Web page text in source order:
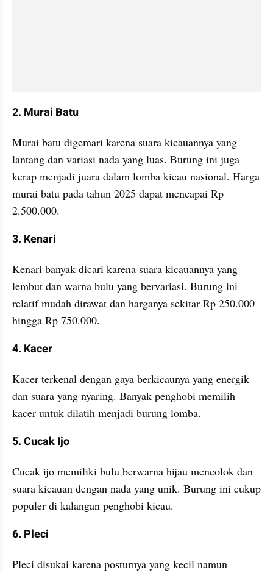
2. Murai Batu
Murai batu digemari karena suara kicauannya yang
lantang dan variasi nada yang luas. Burung ini juga
kerap menjadi juara dalam lomba kicau nasional. Harga
murai batu pada tahun 2025 dapat mencapai Rp
2.500.000.
3. Kenari
Kenari banyak dicari karena suara kicauannya yang
lembut dan warna bulu yang bervariasi. Burung ini
relatif mudah dirawat dan harganya sekitar Rp 250.000
hingga Rp 750.000.
4. Kacer
Kacer terkenal dengan gaya berkicaunya yang energik
dan suara yang nyaring. Banyak penghobi memilih
kacer untuk dilatih menjadi burung lomba.
5. Cucak Ijo
Cucak ijo memiliki bulu berwarna hijau mencolok dan
suara kicauan dengan nada yang unik. Burung ini cukup
populer di kalangan penghobi kicau.
6. Pleci
Pleci disukai karena posturnya yang kecil namun